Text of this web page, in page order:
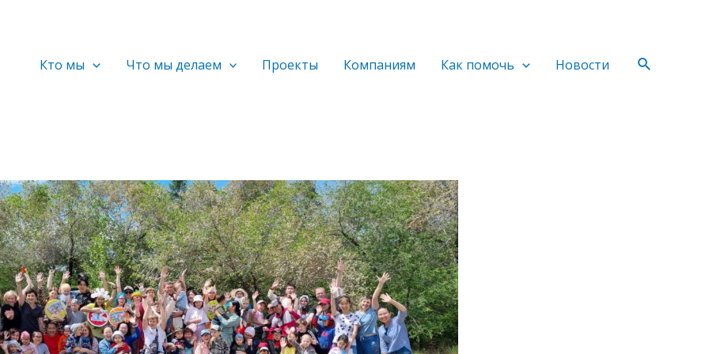
Кто мы Что мы делаем Проекты Компаниям Как помочь Новости Поиск